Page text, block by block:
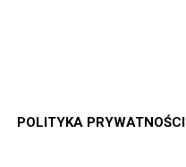
POLITYKA PRYWATNOŚCI